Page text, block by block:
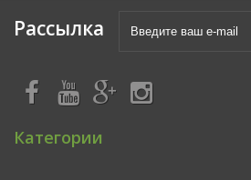
Рассылка
Категории